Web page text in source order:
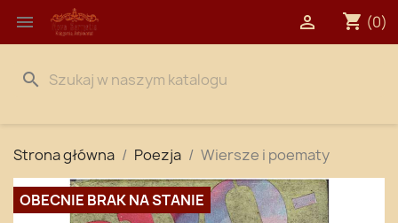
 shopping_cart (0)

search
Strona główna Poezja Wiersze i poematy
OBECNIE BRAK NA STANIE